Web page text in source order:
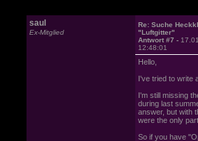
saul
Ex-Mitglied
Re: Suche
"Luftgitter"
Antwort #7 -
12:48:01
Hello,
I've tried to write
I'm still missing
during last
answer, but with
were the only
So if you have